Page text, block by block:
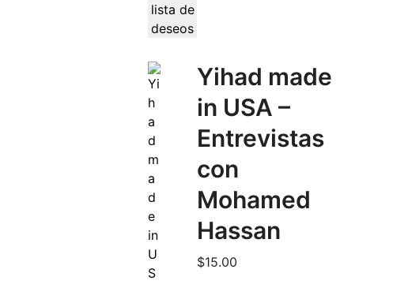
lista de
deseos
Yihad made
in USA –
Entrevistas
con
Mohamed
Hassan
$15.00